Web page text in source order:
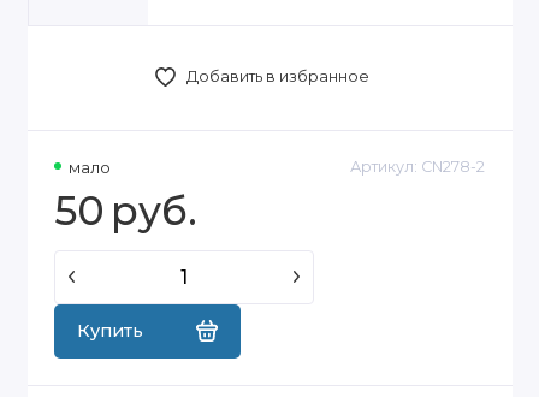
Добавить в избранное
мало Артикул: CN278-2
50 руб.
Купить